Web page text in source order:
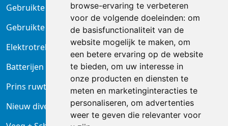
browse-ervaring te verbeteren
voor de volgende doeleinden: om
de basisfunctionaliteit van de
website mogelijk te maken, om
een betere ervaring op de website
te bieden, om uw interesse in
onze producten en diensten te
meten en marketinginteracties te
personaliseren, om advertenties
weer te geven die relevanter voor
Gebruikte heftrucks
Gebruikte magazijnheftrucks
Elektrotrekkers
Batterijen en laders
Prins ruwterrein heftruck
Nieuw diversen